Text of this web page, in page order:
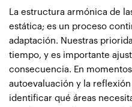
La estructura armónica de
estática; es un proceso
adaptación. Nuestras
tiempo, y es importante
consecuencia. En
autoevaluación y la
identificar qué áreas